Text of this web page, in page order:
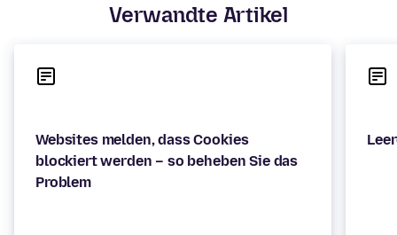
Verwandte Artikel
Websites melden, dass Cookies
blockiert werden – so beheben Sie das
Problem